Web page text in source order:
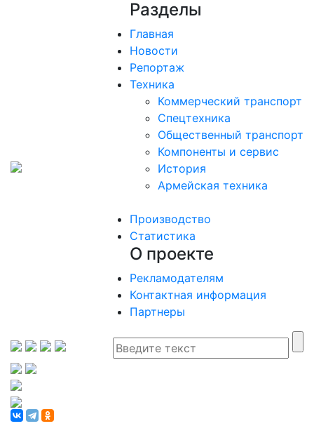
Разделы
Главная
Новости
Репортаж
Техника
Коммерческий транспорт
Спецтехника
Общественный транспорт
Компоненты и сервис
История
Армейская техника
Производство
Статистика
О проекте
Рекламодателям
Контактная информация
Партнеры